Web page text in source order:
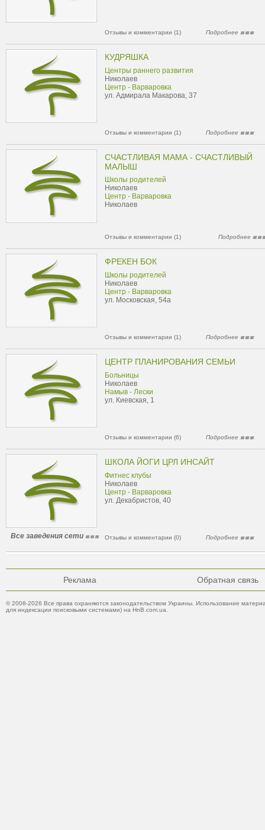
Отзывы и комментарии (1) Подробнее
КУДРЯШКА
Центры раннего развития
Николаев
Центр - Варваровка
ул. Адмирала Макарова, 37
Отзывы и комментарии (1) Подробнее
СЧАСТЛИВАЯ МАМА - СЧАСТЛИВЫЙ
МАЛЫШ
Школы родителей
Николаев
Центр - Варваровка
Николаев
Отзывы и комментарии (1) Подробнее
ФРЕКЕН БОК
Школы родителей
Николаев
Центр - Варваровка
ул. Московская, 54а
Отзывы и комментарии (1) Подробнее
ЦЕНТР ПЛАНИРОВАНИЯ СЕМЬИ
Больницы
Николаев
Намыв - Лески
ул. Киевская, 1
Отзывы и комментарии (6) Подробнее
ШКОЛА ЙОГИ ЦРЛ ИНСАЙТ
Фитнес клубы
Николаев
Центр - Варваровка
ул. Декабристов, 40
Все заведения сети Отзывы и комментарии (0) Подробнее
Реклама Обратная связь
© 2008-2026 Все права охраняются законодательством Украины. Использование
для индексации поисковыми системами) на HnB.com.ua.